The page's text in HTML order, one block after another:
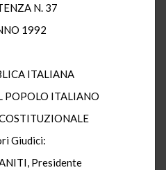
N. 37
1992
ITALIANA
POPOLO ITALIANO
Giudici:
Presidente